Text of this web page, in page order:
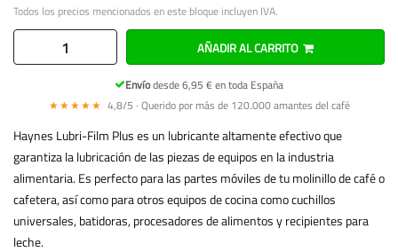
Todos los precios mencionados en este bloque incluyen IVA.
AÑADIR AL CARRITO
Envíodesde 6,95 € en toda España
★★★★★ 4,8/5 · Querido por más de 120.000 amantes del café
Haynes Lubri-Film Plus es un lubricante altamente efectivo que
garantiza la lubricación de las piezas de equipos en la industria
alimentaria. Es perfecto para las partes móviles de tu molinillo de café o
cafetera, así como para otros equipos de cocina como cuchillos
universales, batidoras, procesadores de alimentos y recipientes para
leche.